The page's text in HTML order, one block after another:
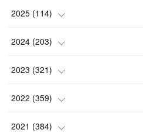
2025 (114)
(1)
(8)
(6)
(9 )
2024 (203)
(24)
(10)
(18)
2023 (321)
(25)
(17)
2022 (359)
(42)
2021 (384)